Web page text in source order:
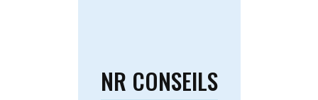
NR CONSEILS